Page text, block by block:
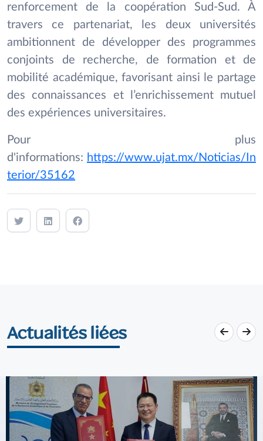
renforcement de la coopération Sud-Sud. À
travers ce partenariat, les deux universités
ambitionnent de développer des programmes
conjoints de recherche, de formation et de
mobilité académique, favorisant ainsi le partage
des connaissances et l’enrichissement mutuel
des expériences universitaires.
Pour plus
d'informations: https://www.ujat.mx/Noticias/In
terior/35162
Actualités liées